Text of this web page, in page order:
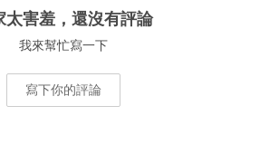
太害羞，還沒有評論
我來幫忙寫一下
寫下你的評論